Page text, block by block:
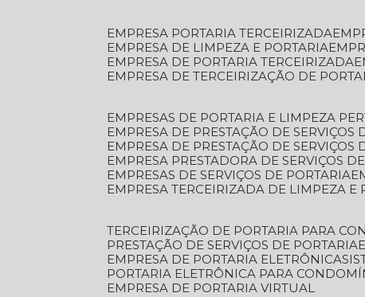
EMPRESA PORTARIA TERCEIRIZADA
EMPRESA DE LIMPEZA E PORTARIA
EMPRESA DE PORTARIA TERCEIRIZADA
EMPRESA DE TERCEIRIZAÇÃO DE
EMPRESAS DE PORTARIA E LIMPEZA
EMPRESA DE PRESTAÇÃO DE SERVIÇOS
EMPRESA DE PRESTAÇÃO DE
EMPRESA PRESTADORA DE SERVIÇOS
EMPRESAS DE SERVIÇOS DE PORTARIA
EMPRESA TERCEIRIZADA DE LIMPEZA E
TERCEIRIZAÇÃO DE PORTARIA PARA
PRESTAÇÃO DE SERVIÇOS DE PORTARIA
EMPRESA DE PORTARIA ELETRÔNICA
PORTARIA ELETRÔNICA PARA
EMPRESA DE PORTARIA VIRTUAL